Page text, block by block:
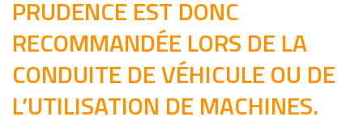
PRUDENCE EST DONC
RECOMMANDÉE LORS DE LA
CONDUITE DE VÉHICULE OU DE
L’UTILISATION DE MACHINES.